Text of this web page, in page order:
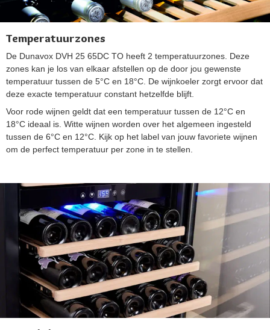
Temperatuurzones
De Dunavox DVH 25 65DC TO heeft 2 temperatuurzones. Deze
zones kan je los van elkaar afstellen op de door jou gewenste
temperatuur tussen de 5°C en 18°C. De wijnkoeler zorgt ervoor dat
deze exacte temperatuur constant hetzelfde blijft.
Voor rode wijnen geldt dat een temperatuur tussen de 12°C en
18°C ideaal is. Witte wijnen worden over het algemeen ingesteld
tussen de 6°C en 12°C. Kijk op het label van jouw favoriete wijnen
om de perfect temperatuur per zone in te stellen.